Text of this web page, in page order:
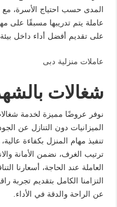
المدى حسب احتياج الأسرة،
عاملة يتم تدريبها مسبقًا على
على تقديم أفضل أداء داخل
عاملات منزلية دبى
شغالات بالشهر 1500
الميزانيات دون التنازل عن
تنفيذ مهام المنزل بكفاءة
ترتيب الغرف، نضمن الأمانة
العاملة عند الحاجة، أسعارنا
التزامنا الكامل بتقديم تجربة
عن الراحة والدقة في الأداء.